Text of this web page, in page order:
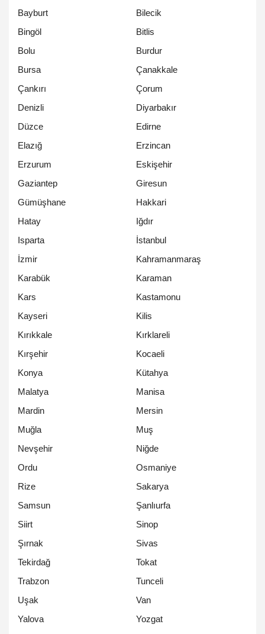
Bayburt
Bilecik
Bingöl
Bitlis
Bolu
Burdur
Bursa
Çanakkale
Çankırı
Çorum
Denizli
Diyarbakır
Düzce
Edirne
Elazığ
Erzincan
Erzurum
Eskişehir
Gaziantep
Giresun
Gümüşhane
Hakkari
Hatay
Iğdır
Isparta
İstanbul
İzmir
Kahramanmaraş
Karabük
Karaman
Kars
Kastamonu
Kayseri
Kilis
Kırıkkale
Kırklareli
Kırşehir
Kocaeli
Konya
Kütahya
Malatya
Manisa
Mardin
Mersin
Muğla
Muş
Nevşehir
Niğde
Ordu
Osmaniye
Rize
Sakarya
Samsun
Şanlıurfa
Siirt
Sinop
Şırnak
Sivas
Tekirdağ
Tokat
Trabzon
Tunceli
Uşak
Van
Yalova
Yozgat